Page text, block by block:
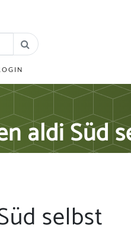
aldi Süd
selbst